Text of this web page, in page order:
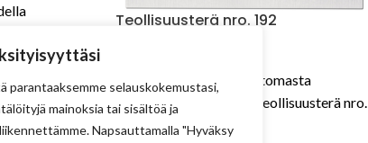
parantaaksemme selauskokemustasi,
mainoksia tai sisältöä ja
Napsauttamalla "Hyväksy
helppo
mm pituus,
Teollisuusterä nro. 192
Vaihdettava, ruostumattomasta
teräksestä valmistettu teollisuusterä nro.
192.